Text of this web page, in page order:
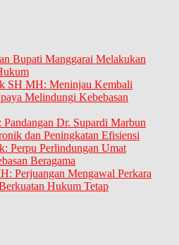
Bupati Manggarai Melakukan
SH MH: Meninjau Kembali
Melindungi Kebebasan
Pandangan Dr. Supardi Marbun
dan Peningkatan Efisiensi
Perpu Perlindungan Umat
Beragama
Perjuangan Mengawal Perkara
Hukum Tetap